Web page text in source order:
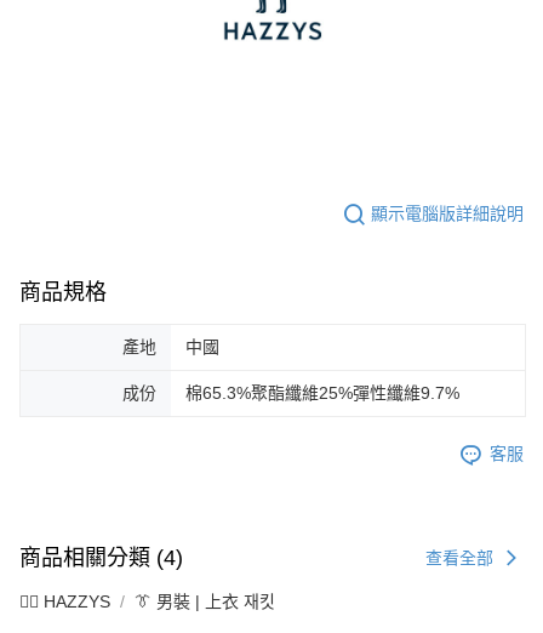
顯示電腦版詳細說明
商品規格
產地 中國
成份 棉65.3%聚酯纖維25%彈性纖維9.7%
客服
商品相關分類 (4) 查看全部
🐕‍🦺 HAZZYS 👔 男裝 | 上衣 재킷